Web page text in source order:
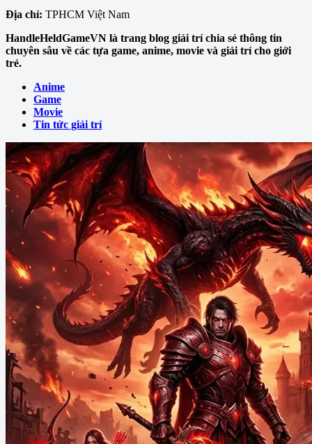
Địa chỉ: TPHCM Việt Nam
HandleHeldGameVN là trang blog giải trí chia sẻ thông tin
chuyên sâu về các tựa game, anime, movie và giải trí cho giới
trẻ.
Anime
Game
Movie
Tin tức giải trí